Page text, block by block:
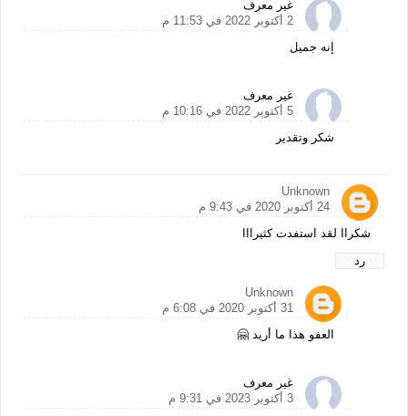
غير معرف
2 أكتوبر 2022 في 11:53 م
إنه جميل
غير معرف
5 أكتوبر 2022 في 10:16 م
شكر وتقدير
Unknown
24 أكتوبر 2020 في 9:43 م
شكراا لقد استفدت كثيرااا
رد
Unknown
31 أكتوبر 2020 في 6:08 م
العفو ه‍ذا ما أريد 🤗
غير معرف
3 أكتوبر 2023 في 9:31 م